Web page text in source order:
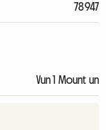
78947
Vun 1 Mount un